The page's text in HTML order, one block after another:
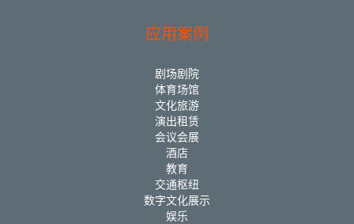
应用案例
剧场剧院
体育场馆
文化旅游
演出租赁
会议会展
酒店
教育
交通枢纽
数字文化展示
娱乐